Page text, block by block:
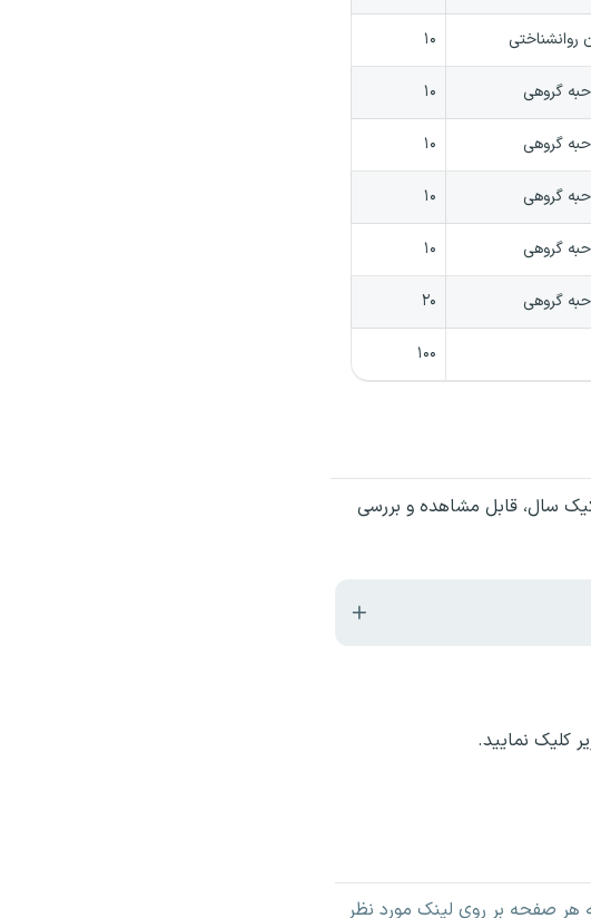
روانشناختی ۱۰
گروهی ۱۰
گروهی ۱۰
گروهی ۱۰
گروهی ۱۰
گروهی ۲۰
۱۰۰
سال، قابل مشاهده و بررسی
کلیک نمایید.
صفحه بر روی لینک مورد نظر